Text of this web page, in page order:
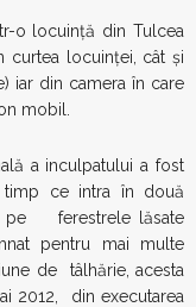
o locuinţă din Tulcea
curtea locuinţei, cât şi
iar din camera în care
mobil.
a inculpatului a fost
timp ce intra în două
pe ferestrele lăsate
pentru mai multe
de tâlhărie, acesta
2012, din executarea